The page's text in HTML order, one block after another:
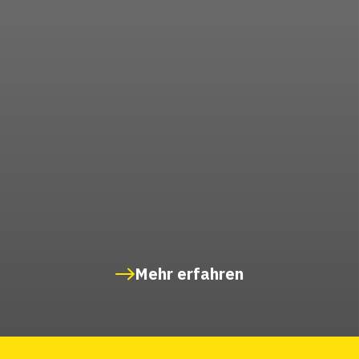
Mehr erfahren